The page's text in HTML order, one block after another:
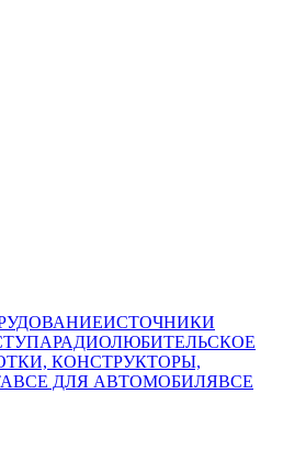
ИСТОЧНИКИ
РАДИОЛЮБИТЕЛЬСКОЕ
КОНСТРУКТОРЫ,
ВСЕ ДЛЯ АВТОМОБИЛЯВСЕ